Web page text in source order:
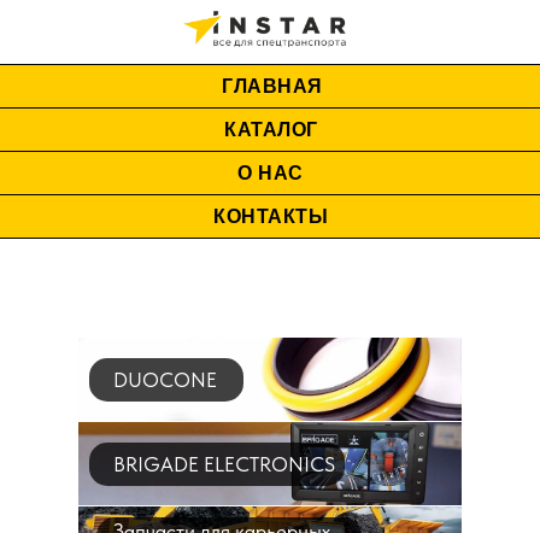
ГЛАВНАЯ
КАТАЛОГ
О НАС
КОНТАКТЫ
DUOCONE
BRIGADE ELECTRONICS